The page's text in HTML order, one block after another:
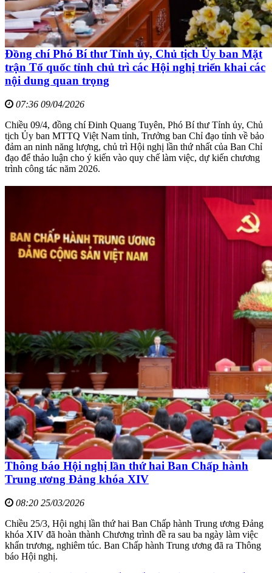
Đồng chí Phó Bí thư Tỉnh ủy, Chủ tịch Ủy ban Mặt
trận Tổ quốc tỉnh chủ trì các Hội nghị triển khai các
nội dung quan trọng
07:36 09/04/2026
Chiều 09/4, đồng chí Đinh Quang Tuyên, Phó Bí thư Tỉnh ủy, Chủ
tịch Ủy ban MTTQ Việt Nam tỉnh, Trưởng ban Chỉ đạo tỉnh về bảo
đảm an ninh năng lượng, chủ trì Hội nghị lần thứ nhất của Ban Chỉ
đạo để thảo luận cho ý kiến vào quy chế làm việc, dự kiến chương
trình công tác năm 2026.
Thông báo Hội nghị lần thứ hai Ban Chấp hành
Trung ương Đảng khóa XIV
08:20 25/03/2026
Chiều 25/3, Hội nghị lần thứ hai Ban Chấp hành Trung ương Đảng
khóa XIV đã hoàn thành Chương trình đề ra sau ba ngày làm việc
khẩn trương, nghiêm túc. Ban Chấp hành Trung ương đã ra Thông
báo Hội nghị.